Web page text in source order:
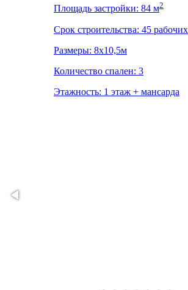
Площадь застройки: 84 м2
Срок строительства: 45
Размеры: 8x10,5м
Количество спален: 3
Этажность: 1 этаж + мансарда